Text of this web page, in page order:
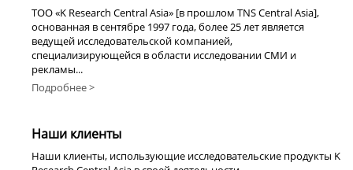
TOO «K Research Central Asia» [в прошлом TNS Central Asia],
основанная в сентябре 1997 года, более 25 лет является
ведущей исследовательской компанией,
специализирующейся в области исследовании СМИ и
рекламы...
Подробнее >
Наши клиенты
Наши клиенты, использующие исследовательские продукты K